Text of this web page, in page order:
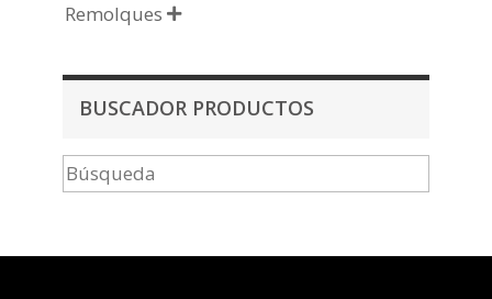
Remolques 
BUSCADOR PRODUCTOS